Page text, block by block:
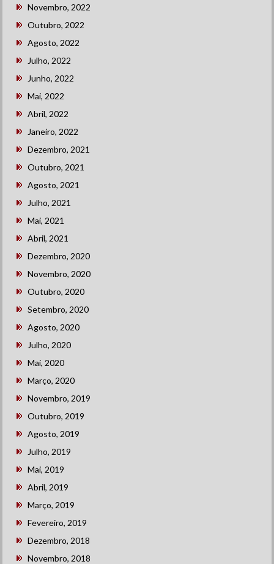
Novembro, 2022
Outubro, 2022
Agosto, 2022
Julho, 2022
Junho, 2022
Mai, 2022
Abril, 2022
Janeiro, 2022
Dezembro, 2021
Outubro, 2021
Agosto, 2021
Julho, 2021
Mai, 2021
Abril, 2021
Dezembro, 2020
Novembro, 2020
Outubro, 2020
Setembro, 2020
Agosto, 2020
Julho, 2020
Mai, 2020
Março, 2020
Novembro, 2019
Outubro, 2019
Agosto, 2019
Julho, 2019
Mai, 2019
Abril, 2019
Março, 2019
Fevereiro, 2019
Dezembro, 2018
Novembro, 2018